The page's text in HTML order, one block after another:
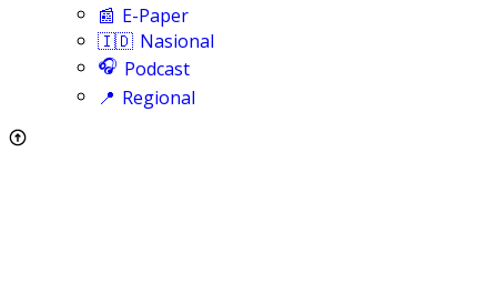
📰 E-Paper
🇮🇩 Nasional
🎧 Podcast
📍 Regional